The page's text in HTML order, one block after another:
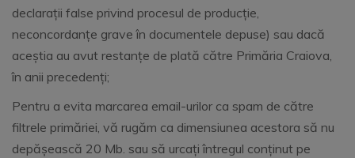
declarații false privind procesul de producție,
neconcordanțe grave în documentele depuse) sau dacă
aceștia au avut restanțe de plată către Primăria Craiova,
în anii precedenți;
Pentru a evita marcarea email-urilor ca spam de către
filtrele primăriei, vă rugăm ca dimensiunea acestora să nu
depășească 20 Mb. sau să urcați întregul conținut pe